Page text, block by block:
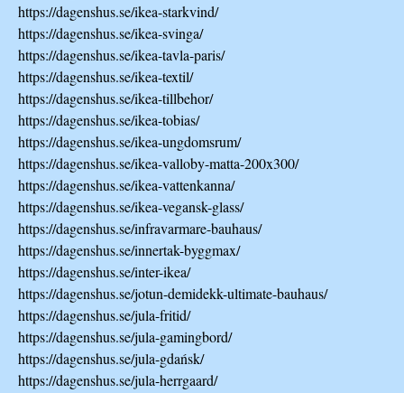
https://dagenshus.se/ikea-starkvind/
https://dagenshus.se/ikea-svinga/
https://dagenshus.se/ikea-tavla-paris/
https://dagenshus.se/ikea-textil/
https://dagenshus.se/ikea-tillbehor/
https://dagenshus.se/ikea-tobias/
https://dagenshus.se/ikea-ungdomsrum/
https://dagenshus.se/ikea-valloby-matta-200x300/
https://dagenshus.se/ikea-vattenkanna/
https://dagenshus.se/ikea-vegansk-glass/
https://dagenshus.se/infravarmare-bauhaus/
https://dagenshus.se/innertak-byggmax/
https://dagenshus.se/inter-ikea/
https://dagenshus.se/jotun-demidekk-ultimate-bauhaus/
https://dagenshus.se/jula-fritid/
https://dagenshus.se/jula-gamingbord/
https://dagenshus.se/jula-gdańsk/
https://dagenshus.se/jula-herrgaard/